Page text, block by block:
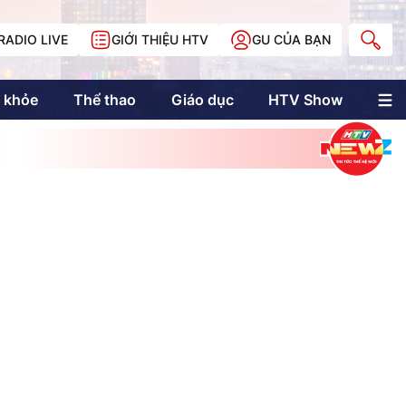
LIVE GIỚI THIỆU HTV GU CỦA BẠN
khỏe Thể thao Giáo dục HTV Show
Multimedia
Multiform